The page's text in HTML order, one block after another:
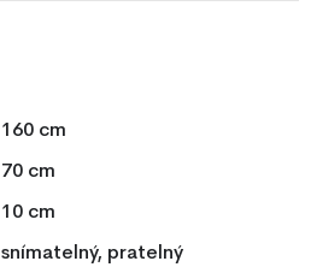
160 cm
70 cm
10 cm
snímatelný, pratelný